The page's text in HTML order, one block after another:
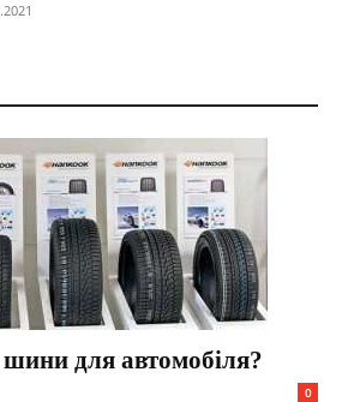
для автомобіля?
0